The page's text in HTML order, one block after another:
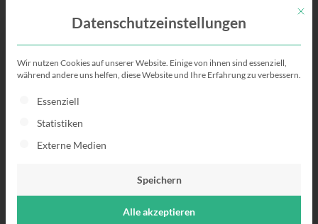
Der Architekt
Aufgaben |
Karriereperspektiven | Gehalt |
Mit
Datenschutzeinstellungen
Wir nutzen Cookies auf unserer Website. Einige von ihnen sind essenziell,
während andere uns helfen, diese Website und Ihre Erfahrung zu verbessern.
Es folgt eine Liste der Service-Gruppen, für die eine
Essenziell
Statistiken
Externe Medien
Speichern
Alle akzeptieren